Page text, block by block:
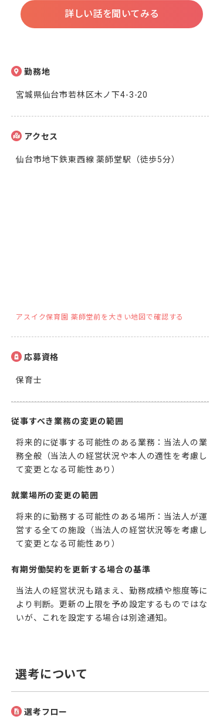
詳しい話を聞いてみる
勤務地
宮城県仙台市若林区木ノ下4-3-20
アクセス
仙台市地下鉄東西線 薬師堂駅（徒歩5分）
アスイク保育園 薬師堂前を大きい地図で確認する
応募資格
保育士
従事すべき業務の変更の範囲
将来的に従事する可能性のある業務：当法人の業
務全般（当法人の経営状況や本人の適性を考慮し
て変更となる可能性あり）
就業場所の変更の範囲
将来的に勤務する可能性のある場所：当法人が運
営する全ての施設（当法人の経営状況等を考慮し
て変更となる可能性あり）
有期労働契約を更新する場合の基準
当法人の経営状況も踏まえ、勤務成績や態度等に
より判断。更新の上限を予め設定するものではな
いが、これを設定する場合は別途通知。
選考について
選考フロー